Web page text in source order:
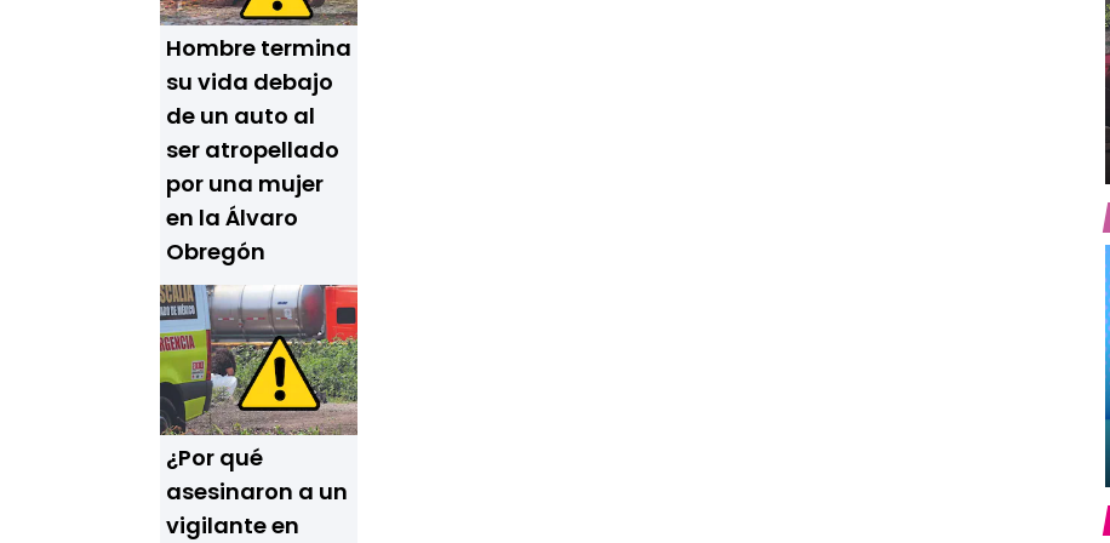
Hombre termina
su vida debajo
de un auto al
ser atropellado
por una mujer
en la Álvaro
Obregón
¿Por qué
asesinaron a un
vigilante en